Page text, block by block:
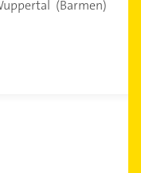
(Barmen)